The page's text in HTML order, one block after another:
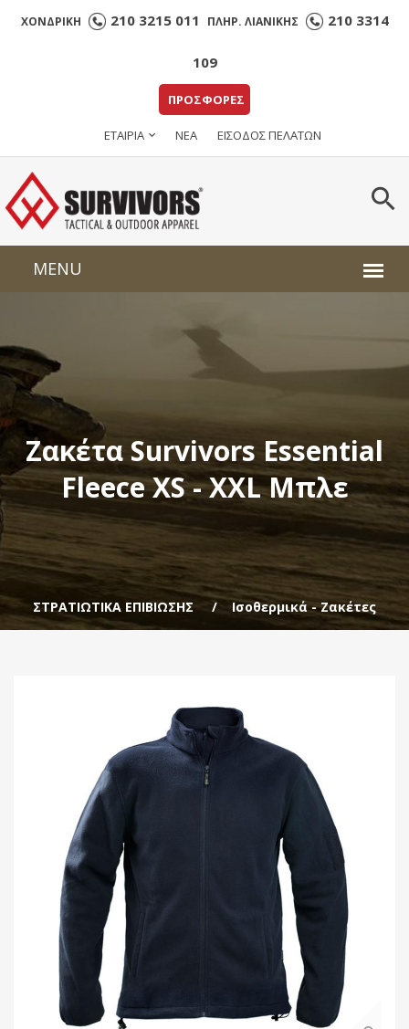
ΧΟΝΔΡΙΚΗ 210 3215 011 ΠΛΗΡ. ΛΙΑΝΙΚΗΣ 210 3314
109
ΠΡΟΣΦΟΡΕΣ
ΕΤΑΙΡΙΑ ΝΕΑ ΕΙΣΟΔΟΣ ΠΕΛΑΤΩΝ
Ζακέτα Survivors Essential
Fleece XS - XXL Μπλε
ΣΤΡΑΤΙΩΤΙΚΑ ΕΠΙΒΙΩΣΗΣ Ισοθερμικά - Ζακέτες